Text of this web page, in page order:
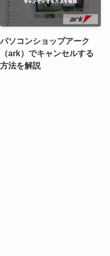
パソコンショップアーク
（ark）でキャンセルする
方法を解説